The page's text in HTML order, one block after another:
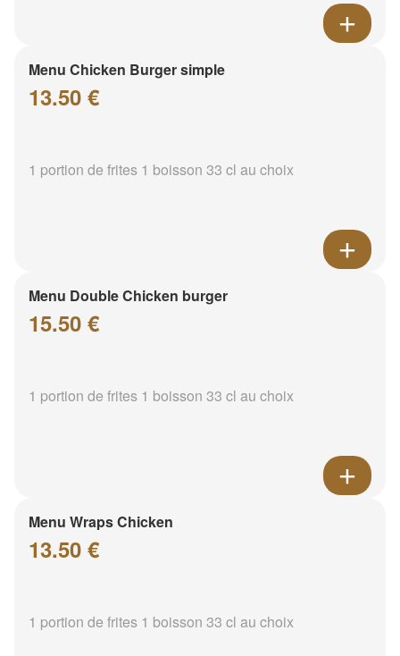
Menu Chicken Burger simple
13.50 €
1 portion de frites 1 boisson 33 cl au choix
Menu Double Chicken burger
15.50 €
1 portion de frites 1 boisson 33 cl au choix
Menu Wraps Chicken
13.50 €
1 portion de frites 1 boisson 33 cl au choix